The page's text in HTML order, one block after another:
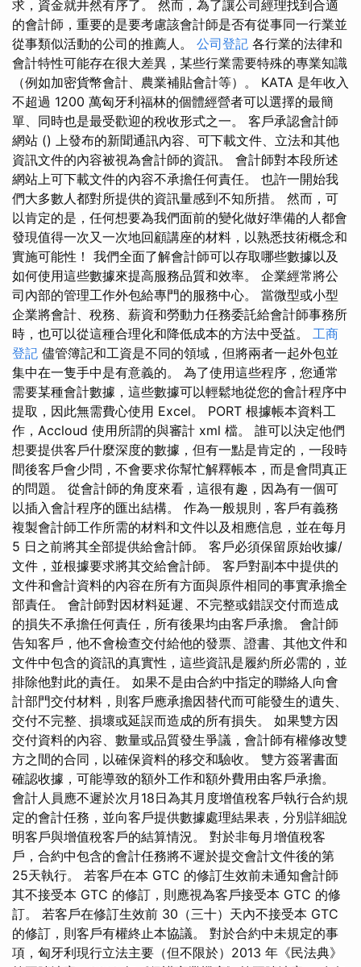
求，資金就井然有序了。 然而，為了讓公司經理找到合適
的會計師，重要的是要考慮該會計師是否有從事同一行業並
從事類似活動的公司的推薦人。 公司登記 各行業的法律和
會計特性可能存在很大差異，某些行業需要特殊的專業知識
（例如加密貨幣會計、農業補貼會計等）。 KATA 是年收入
不超過 1200 萬匈牙利福林的個體經營者可以選擇的最簡
單、同時也是最受歡迎的稅收形式之一。 客戶承認會計師
網站 () 上發布的新聞通訊內容、可下載文件、立法和其他
資訊文件的內容被視為會計師的資訊。 會計師對本段所述
網站上可下載文件的內容不承擔任何責任。 也許一開始我
們大多數人都對所提供的資訊量感到不知所措。 然而，可
以肯定的是，任何想要為我們面前的變化做好準備的人都會
發現值得一次又一次地回顧講座的材料，以熟悉技術概念和
實施可能性！ 我們全面了解會計師可以存取哪些數據以及
如何使用這些數據來提高服務品質和效率。 企業經常將公
司內部的管理工作外包給專門的服務中心。 當微型或小型
企業將會計、稅務、薪資和勞動力任務委託給會計師事務所
時，也可以從這種合理化和降低成本的方法中受益。 工商
登記 儘管簿記和工資是不同的領域，但將兩者一起外包並
集中在一隻手中是有意義的。 為了使用這些程序，您通常
需要某種會計數據，這些數據可以輕鬆地從您的會計程序中
提取，因此無需費心使用 Excel。 PORT 根據帳本資料工
作，Accloud 使用所謂的與審計 xml 檔。 誰可以決定他們
想要提供客戶什麼深度的數據，但有一點是肯定的，一段時
間後客戶會少問，不會要求你幫忙解釋帳本，而是會問真正
的問題。 從會計師的角度來看，這很有趣，因為有一個可
以插入會計程序的匯出結構。 作為一般規則，客戶有義務
複製會計師工作所需的材料和文件以及相應信息，並在每月
5 日之前將其全部提供給會計師。 客戶必須保留原始收據/
文件，並根據要求將其交給會計師。 客戶對副本中提供的
文件和會計資料的內容在所有方面與原件相同的事實承擔全
部責任。 會計師對因材料延遲、不完整或錯誤交付而造成
的損失不承擔任何責任，所有後果均由客戶承擔。 會計師
告知客戶，他不會檢查交付給他的發票、證書、其他文件和
文件中包含的資訊的真實性，這些資訊是履約所必需的，並
排除他對此的責任。 如果不是由合約中指定的聯絡人向會
計部門交付材料，則客戶應承擔因替代而可能發生的遺失、
交付不完整、損壞或延誤而造成的所有損失。 如果雙方因
交付資料的內容、數量或品質發生爭議，會計師有權修改雙
方之間的合同，以確保資料的移交和驗收。 雙方簽署書面
確認收據，可能導致的額外工作和額外費用由客戶承擔。
會計人員應不遲於次月18日為其月度增值稅客戶執行合約規
定的會計任務，並向客戶提供數據處理結果表，分別詳細說
明客戶與增值稅客戶的結算情況。 對於非每月增值稅客
戶，合約中包含的會計任務將不遲於提交會計文件後的第
25天執行。 若客戶在本 GTC 的修訂生效前未通知會計師
其不接受本 GTC 的修訂，則應視為客戶接受本 GTC 的修
訂。 若客戶在修訂生效前 30（三十）天內不接受本 GTC
的修訂，則客戶有權終止本協議。 對於合約中未規定的事
項，匈牙利現行立法主要（但不限於）2013 年《民法典》